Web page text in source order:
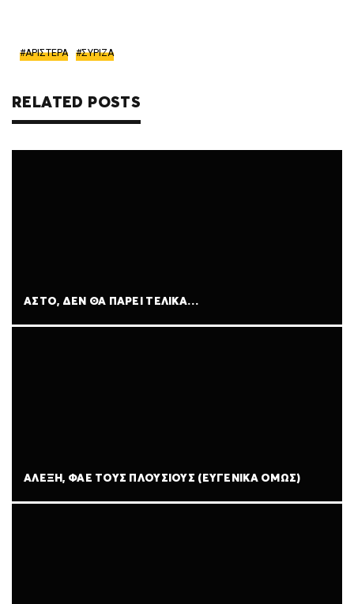
ΑΡΙΣΤΕΡΑ ΣΥΡΙΖΑ
RELATED POSTS
ΑΣΤΟ, ΔΕΝ ΘΑ ΠΑΡΕΙ ΤΕΛΙΚΑ…
ΑΛΕΞΗ, ΦΑΕ ΤΟΥΣ ΠΛΟΥΣΙΟΥΣ (ΕΥΓΕΝΙΚΑ ΟΜΩΣ)